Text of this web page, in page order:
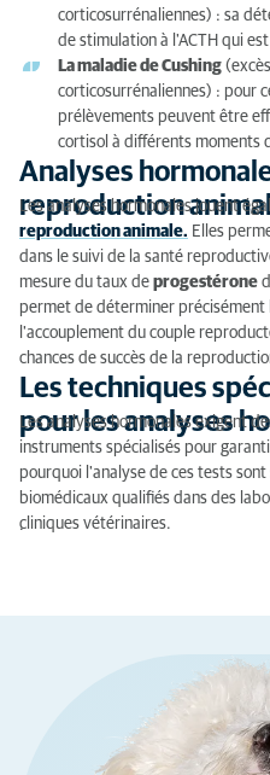
corticosurrénaliennes) : sa
de stimulation à l'ACTH qui
La maladie de Cushing
corticosurrénaliennes) : pour
prélèvements peuvent être
cortisol à différents moments
Analyses
reproduction
Les analyses hormonales jouent
reproduction animale. Elles
dans le suivi de la santé
mesure du taux de progestérone
permet de déterminer
l'accouplement du couple
chances de succès de la
Les techniques
pour les analyses
Les analyses hormonales exigent
instruments spécialisés pour
pourquoi l'analyse de ces tests
biomédicaux qualifiés dans des
cliniques vétérinaires.
.